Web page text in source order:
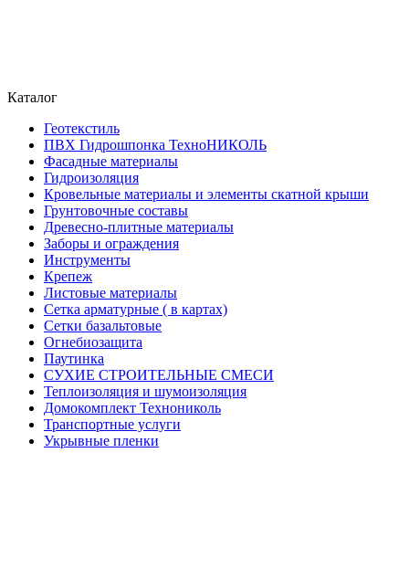
Каталог
Геотекстиль
ПВХ Гидрошпонка ТехноНИКОЛЬ
Фасадные материалы
Гидроизоляция
Кровельные материалы и элементы скатной крыши
Грунтовочные составы
Древесно-плитные материалы
Заборы и ограждения
Инструменты
Крепеж
Листовые материалы
Сетка арматурные ( в картах)
Сетки базальтовые
Огнебиозащита
Паутинка
СУХИЕ СТРОИТЕЛЬНЫЕ СМЕСИ
Теплоизоляция и шумоизоляция
Домокомплект Технониколь
Транспортные услуги
Укрывные пленки